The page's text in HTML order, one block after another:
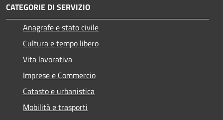
CATEGORIE DI SERVIZIO
Anagrafe e stato civile
Cultura e tempo libero
Vita lavorativa
Imprese e Commercio
Catasto e urbanistica
Mobilità e trasporti